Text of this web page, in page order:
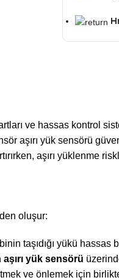
ve hassas kontrol
aşırı yük sensörü
aşırı yüklenme
oluşur:
taşıdığı yükü hassas
yük sensörü
ve önlemek için birlikte